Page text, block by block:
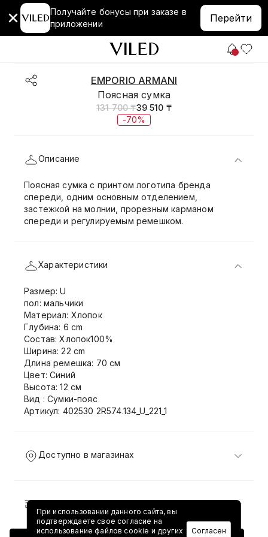
Получайте бонусы при заказе в
приложении
Перейти
EMPORIO ARMANI
Поясная сумка
131 700 ₸39 510 ₸
-70%
Описание
Поясная сумка с принтом логотипа бренда
спереди, одним основным отделением,
застежкой на молнии, прорезным карманом
спереди и регулируемым ремешком.
Характеристики
Размер: U
пол: мальчики
Материал: Хлопок
Глубина: 6 cm
Состав: Хлопок100%
Ширина: 22 cm
Длина ремешка: 70 см
Цвет: Синий
Высота: 12 см
Вид : Сумки-пояс
Артикул: 402530 2R574.134_U_221_1
Доступно в магазинах
Доставка и возврат
При использовании данного сайта, вы
подтверждаете свое согласие на
использование файлов cookie и других
Согласен